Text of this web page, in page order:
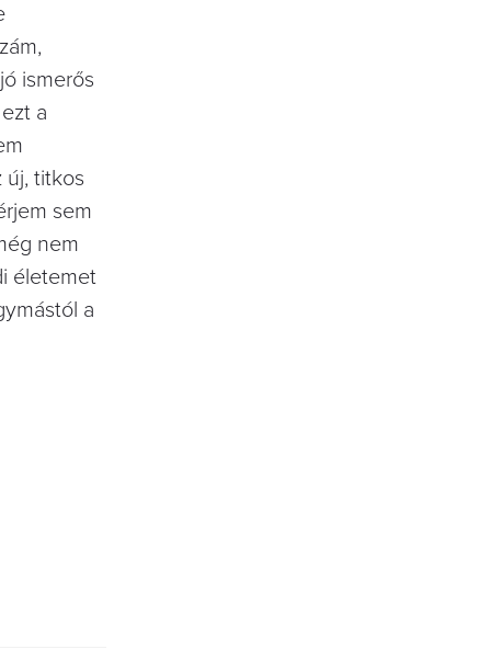
ismerős
a
új, titkos
sem
nem
életemet
a